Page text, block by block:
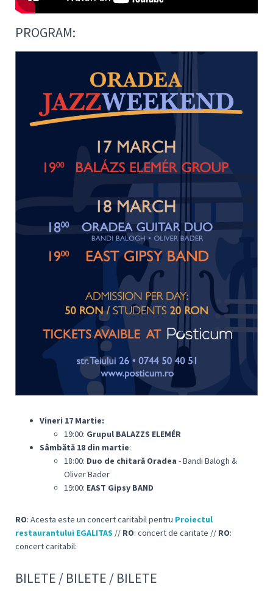
PROGRAM:
Vineri 17 Martie:
19:00: Grupul BALAZZS ELEMÉR
Sâmbătă 18 din martie:
18:00: Duo de chitară Oradea - Bandi Balogh &
Oliver Bader
19:00: EAST Gipsy BAND
RO: Acesta este un concert caritabil pentru Proiectul
restaurantului EGALITAS // RO: concert de caritate // RO:
concert caritabil:
BILETE / BILETE / BILETE